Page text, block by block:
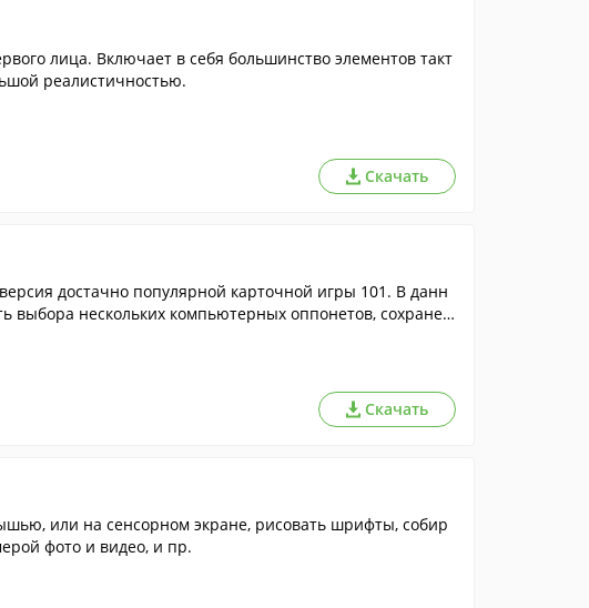
лица. Включает в себя большинство элементов такт
реалистичностью.
Скачать
достачно популярной карточной игры 101. В данн
выбора нескольких компьютерных оппонетов, сохранен
Скачать
или на сенсорном экране, рисовать шрифты, собир
фото и видео, и пр.